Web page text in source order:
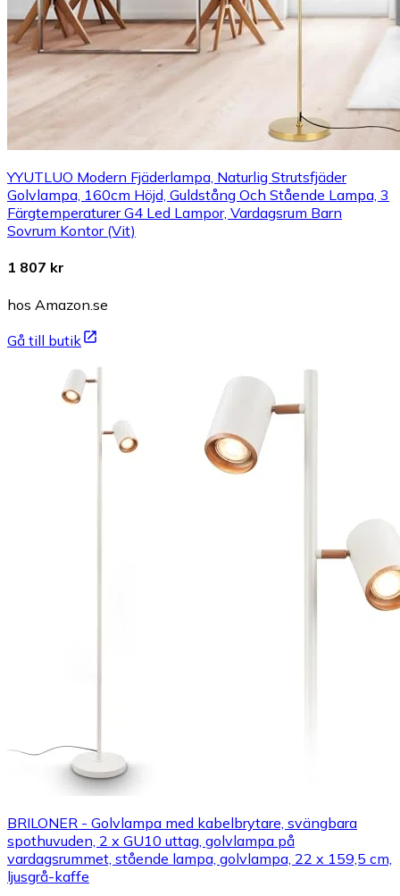
YYUTLUO Modern Fjäderlampa, Naturlig Strutsfjäder
Golvlampa, 160cm Höjd, Guldstång Och Stående Lampa, 3
Färgtemperaturer G4 Led Lampor, Vardagsrum Barn
Sovrum Kontor (Vit)
1 807 kr
hos Amazon.se
Gå till butik
BRILONER - Golvlampa med kabelbrytare, svängbara
spothuvuden, 2 x GU10 uttag, golvlampa på
vardagsrummet, stående lampa, golvlampa, 22 x 159,5 cm,
ljusgrå-kaffe